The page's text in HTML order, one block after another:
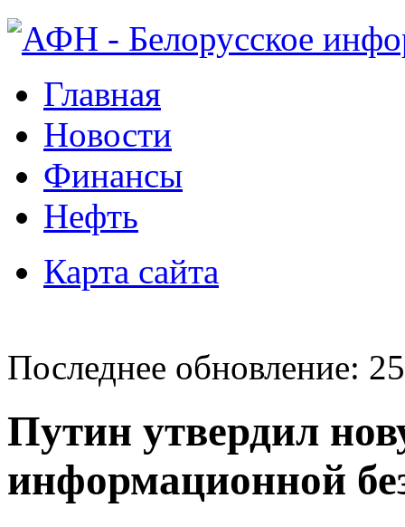
Главная
Новости
Финансы
Нефть
Карта сайта
Последнее обновление:
Путин утвердил
информационной